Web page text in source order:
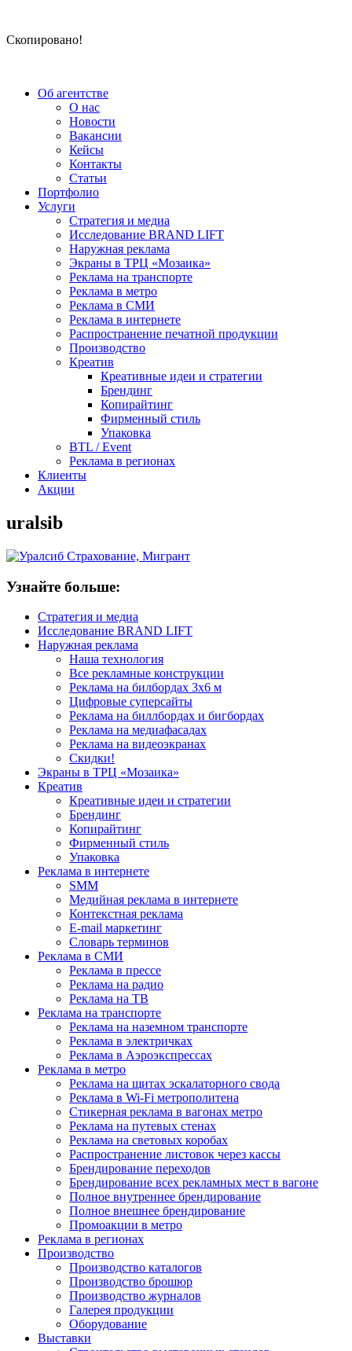
Скопировано!
Об агентстве
О нас
Новости
Вакансии
Кейсы
Контакты
Статьи
Портфолио
Услуги
Стратегия и медиа
Исследование BRAND LIFT
Наружная реклама
Экраны в ТРЦ «Мозаика»
Реклама на транспорте
Реклама в метро
Реклама в СМИ
Реклама в интернете
Распространение печатной продукции
Производство
Креатив
Креативные идеи и стратегии
Брендинг
Копирайтинг
Фирменный стиль
Упаковка
BTL / Event
Реклама в регионах
Клиенты
Акции
uralsib
Узнайте больше:
Стратегия и медиа
Исследование BRAND LIFT
Наружная реклама
Наша технология
Все рекламные конструкции
Реклама на билбордах 3х6 м
Цифровые суперсайты
Реклама на биллбордах и бигбордах
Реклама на медиафасадах
Реклама на видеоэкранах
Скидки!
Экраны в ТРЦ «Мозаика»
Креатив
Креативные идеи и стратегии
Брендинг
Копирайтинг
Фирменный стиль
Упаковка
Реклама в интернете
SMM
Медийная реклама в интернете
Контекстная реклама
E-mail маркетинг
Словарь терминов
Реклама в СМИ
Реклама в прессе
Реклама на радио
Реклама на ТВ
Реклама на транспорте
Реклама на наземном транспорте
Реклама в электричках
Реклама в Аэроэкспрессах
Реклама в метро
Реклама на щитах эскалаторного свода
Реклама в Wi-Fi метрополитена
Стикерная реклама в вагонах метро
Реклама на путевых стенах
Реклама на световых коробах
Распространение листовок через кассы
Брендирование переходов
Брендирование всех рекламных мест в вагоне
Полное внутреннее брендирование
Полное внешнее брендирование
Промоакции в метро
Реклама в регионах
Производство
Производство каталогов
Производство брошюр
Производство журналов
Галерея продукции
Оборудование
Выставки